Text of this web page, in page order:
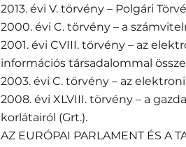
2013. évi V. törvény – Polgári
2000. évi C. törvény – a
2001. évi CVIII. törvény – az
információs társadalommal
2003. évi C. törvény – az
2008. évi XLVIII. törvény – a
korlátairól (Grt.).
AZ EURÓPAI PARLAMENT ÉS A